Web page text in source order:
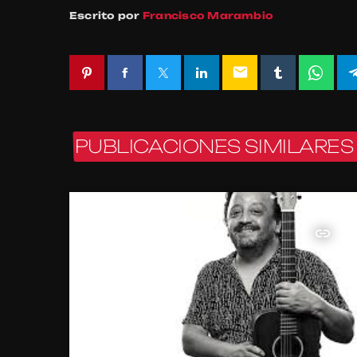
Escrito por Francisco Marambio
email
PUBLICACIONES SIMILARES
insert_link